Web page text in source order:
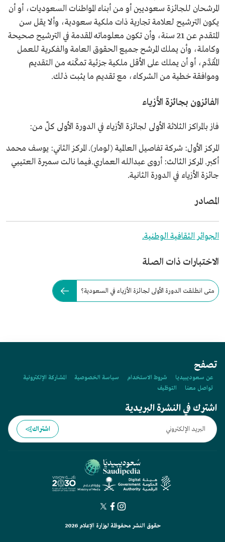
المرشحان للجائزة سعوديين أو من أبناء المواطنات السعوديات، أو أن
يكون الترشيح لعلامة تجارية ذات ملكية سعودية، وألا يقل سن
المتقدم عن 21 سنة، وأن تكون معلوماته المقدمة في الترشيح صحيحة
وكاملة، وأن يملك المرشح جميع الحقوق العامة والفكرية للعمل
المُقدَّم، أو أن يملك على الأقل ملكية جزئية تمكّنه من التقديم
وموافقة خطية من الشركاء، مع تقديم ما يثبت ذلك.
الفائزون بجائزة الأزياء
فاز بالمراكز الثلاثة الأولى لجائزة الأزياء في الدورة الأولى كلٌ من:
المركز الأول: شركة تفاصيل العالمية (لومار). المركز الثاني: يوسف محمد
أكبر. المركز الثالث: أروى عبدالله العماري.فيما نالت سميرة العتيبي
جائزة الأزياء في الدورة الثانية.
المصادر
الجوائر الثقافية الوطنية.
الاختبارات ذات الصلة
متى انطلقت الدورة الأولى لجائزة الأزياء في السعودية؟
تصفح
عن سعوديبيديا شروط الاستخدام سياسة الخصوصية
المشاركة الإلكترونية
تواصل معنا
التوظيف
اشترك في النشرة البريدية
اشتراك
حقوق النشر محفوظة لوزارة الإعلام 2026